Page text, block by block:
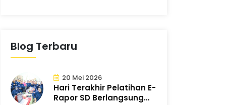
Blog Terbaru
20 Mei 2026
Hari Terakhir Pelatihan E-
Rapor SD Berlangsung